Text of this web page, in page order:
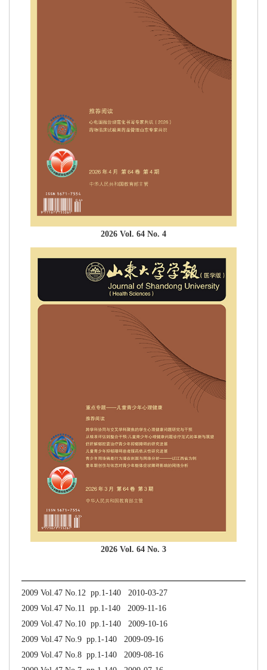
2026 Vol. 64 No. 4
2026 Vol. 64 No. 3
2009 Vol.47 No.12 pp.1-140 2010-03-27
2009 Vol.47 No.11 pp.1-140 2009-11-16
2009 Vol.47 No.10 pp.1-140 2009-10-16
2009 Vol.47 No.9 pp.1-140 2009-09-16
2009 Vol.47 No.8 pp.1-140 2009-08-16